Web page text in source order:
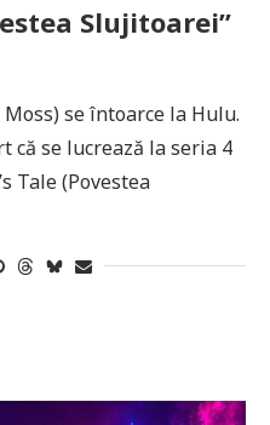
Slujitoarei”
se întoarce la Hulu.
că se lucrează la seria 4
Tale (Povestea